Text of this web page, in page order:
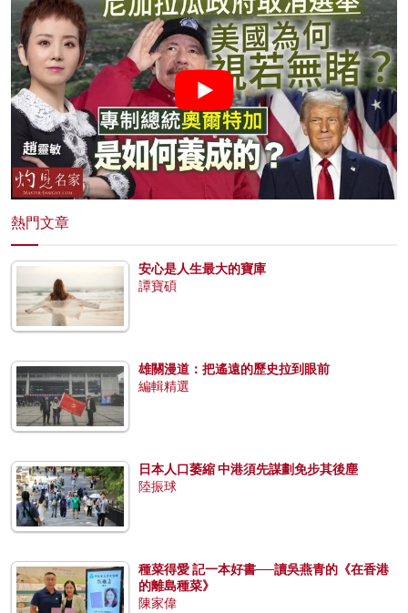
熱門文章
安心是人生最大的寶庫
譚寶碩
雄關漫道：把遙遠的歷史拉到眼前
編輯精選
日本人口萎縮 中港須先謀劃免步其後塵
陸振球
種菜得愛 記一本好書──讀吳燕青的《在香港
的離島種菜》
陳家偉